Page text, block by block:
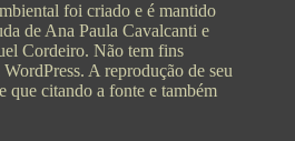
foi criado e é mantido
de Ana Paula Cavalcanti e
Cordeiro. Não tem fins
A reprodução de seu
que citando a fonte e também